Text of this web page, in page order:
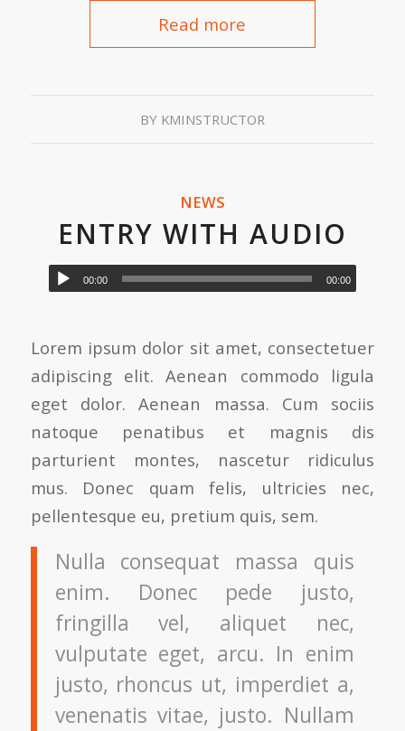
Read more
BY KMINSTRUCTOR
NEWS
ENTRY WITH AUDIO
00:00 00:00
Lorem ipsum dolor sit amet, consectetuer
adipiscing elit. Aenean commodo ligula
eget dolor. Aenean massa. Cum sociis
natoque penatibus et magnis dis
parturient montes, nascetur ridiculus
mus. Donec quam felis, ultricies nec,
pellentesque eu, pretium quis, sem.
Nulla consequat massa quis
enim. Donec pede justo,
fringilla vel, aliquet nec,
vulputate eget, arcu. In enim
justo, rhoncus ut, imperdiet a,
venenatis vitae, justo. Nullam